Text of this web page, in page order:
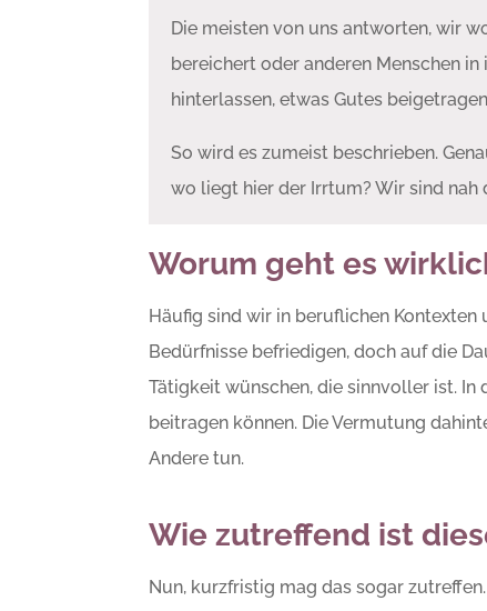
Die meisten von uns antworten, wir
bereichert oder anderen Menschen
hinterlassen, etwas Gutes
So wird es zumeist beschrieben.
wo liegt hier der Irrtum? Wir sind
Worum geht es
Häufig sind wir in beruflichen
Bedürfnisse befriedigen, doch auf die
Tätigkeit wünschen, die sinnvoller ist.
beitragen können. Die Vermutung
Andere tun.
Wie zutreffend ist
Nun, kurzfristig mag das sogar